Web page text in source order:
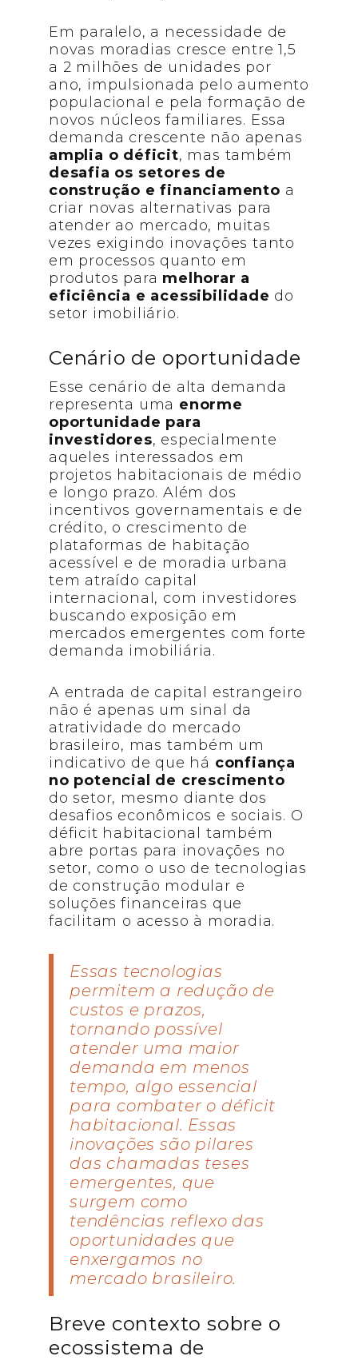
Em paralelo, a necessidade de
novas moradias cresce entre 1,5
a 2 milhões de unidades por
ano, impulsionada pelo aumento
populacional e pela formação de
novos núcleos familiares. Essa
demanda crescente não apenas
amplia o déficit, mas também
desafia os setores de
construção e financiamento a
criar novas alternativas para
atender ao mercado, muitas
vezes exigindo inovações tanto
em processos quanto em
produtos para melhorar a
eficiência e acessibilidade do
setor imobiliário.
Cenário de oportunidade
Esse cenário de alta demanda
representa uma enorme
oportunidade para
investidores, especialmente
aqueles interessados em
projetos habitacionais de médio
e longo prazo. Além dos
incentivos governamentais e de
crédito, o crescimento de
plataformas de habitação
acessível e de moradia urbana
tem atraído capital
internacional, com investidores
buscando exposição em
mercados emergentes com forte
demanda imobiliária.
A entrada de capital estrangeiro
não é apenas um sinal da
atratividade do mercado
brasileiro, mas também um
indicativo de que há confiança
no potencial
de crescimento
do setor, mesmo diante dos
desafios econômicos e sociais. O
déficit habitacional também
abre portas para inovações no
setor, como o uso de tecnologias
de construção modular e
soluções financeiras que
facilitam o acesso à moradia.
Essas tecnologias
permitem a redução de
custos e prazos,
tornando possível
atender uma maior
demanda em menos
tempo, algo essencial
para combater o déficit
habitacional. Essas
inovações são pilares
das chamadas teses
emergentes, que
surgem como
tendências reflexo das
oportunidades que
enxergamos no
mercado brasileiro.
Breve contexto sobre o
ecossistema de